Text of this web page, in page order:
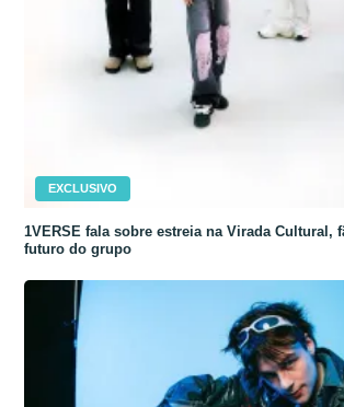
EXCLUSIVO
1VERSE fala sobre estreia na Virada Cultural,
futuro do grupo